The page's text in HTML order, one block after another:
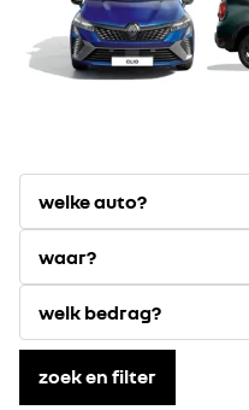
welke auto?
waar?
welk bedrag?
zoek en filter